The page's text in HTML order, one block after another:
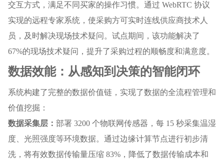
交互方式，满足不同买家的操作习惯。通过 WebRTC 协议
实现的远程专家系统，使采购方可实时连线供应商技术人
员，及时解决现场技术疑问。试点期间，该功能解决了
67%的现场技术疑问，提升了采购过程的顺畅度和满意度。
数据效能：从感知到决策的智能闭环
系统构建了完整的数据价值链，实现了数据的全流程管理和
价值挖掘：
数据采集层： 部署 3200 个物联网传感器，每 15 秒采集温湿
度、光照强度等环境数据。通过边缘计算节点进行初步清
洗，将有效数据传输量压缩 83%，降低了数据传输成本和